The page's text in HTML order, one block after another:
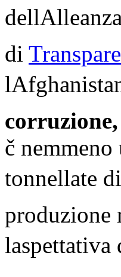
di
corruzione,
č
tonnellate
produzione